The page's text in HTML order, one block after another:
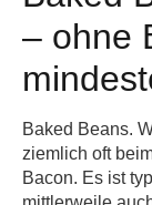
– ohne
Baked Beans.
ziemlich oft
Bacon. Es ist